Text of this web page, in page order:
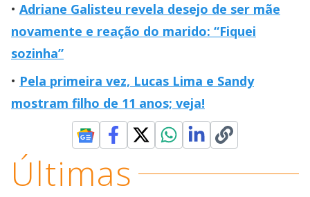
Adriane Galisteu revela desejo de ser mãe
novamente e reação do marido: “Fiquei
sozinha”
Pela primeira vez, Lucas Lima e Sandy
mostram filho de 11 anos; veja!
Últimas